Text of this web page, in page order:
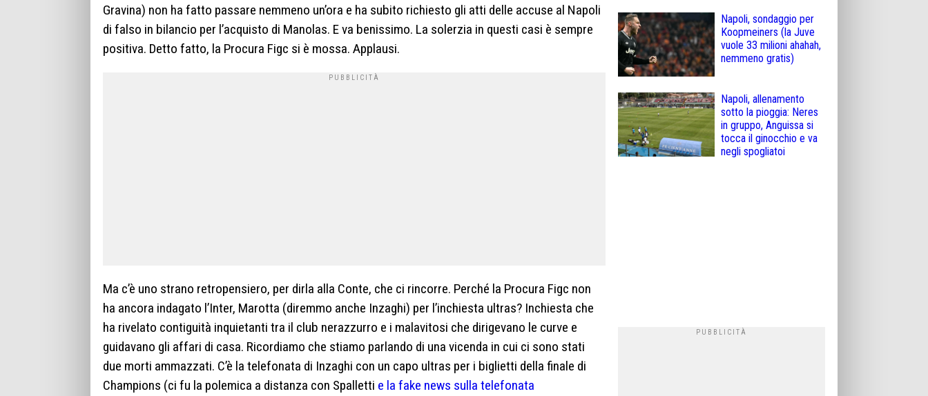
Gravina) non ha fatto passare nemmeno un’ora e ha subito richiesto gli atti delle accuse al Napoli
di falso in bilancio per l’acquisto di Manolas. E va benissimo. La solerzia in questi casi è sempre
positiva. Detto fatto, la Procura Figc si è mossa. Applausi.
Ma c’è uno strano retropensiero, per dirla alla Conte, che ci rincorre. Perché la Procura Figc non
ha ancora indagato l’Inter, Marotta (diremmo anche Inzaghi) per l’inchiesta ultras? Inchiesta che
ha rivelato contiguità inquietanti tra il club nerazzurro e i malavitosi che dirigevano le curve e
guidavano gli affari di casa. Ricordiamo che stiamo parlando di una vicenda in cui ci sono stati
due morti ammazzati. C’è la telefonata di Inzaghi con un capo ultras per i biglietti della finale di
Champions (ci fu la polemica a distanza con Spalletti e la fake news sulla telefonata
Napoli, sondaggio per
Koopmeiners (la Juve
vuole 33 milioni ahahah,
nemmeno gratis)
Napoli, allenamento
sotto la pioggia: Neres
in gruppo, Anguissa si
tocca il ginocchio e va
negli spogliatoi